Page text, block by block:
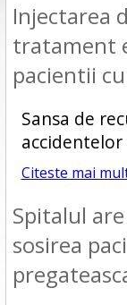
Injectarea
tratament
pacientii cu
Sansa de
accidentelor
Citeste mai
Spitalul
sosirea